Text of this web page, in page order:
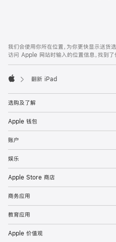
页
页
脚
注
我们会使用你所在位置，为你更快显示送货
访问 Apple 网站时输入的位置信息，找到了
翻新 iPad
选购及了解
Apple 钱包
账户
娱乐
Apple Store 商店
商务应用
教育应用
Apple 价值观